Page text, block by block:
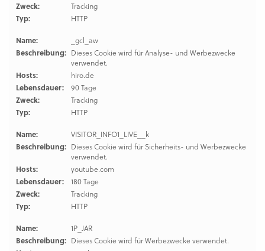
Zweck:
Tracking
Typ:
HTTP
Name:
_gcl_aw
Beschreibung: Dieses Cookie wird für Analyse- und Werbezwecke
verwendet.
Hosts:
hiro.de
Lebensdauer:
90 Tage
Zweck:
Tracking
Typ:
HTTP
Name:
VISITOR_INFO1_LIVE__k
Beschreibung: Dieses Cookie wird für Sicherheits- und Werbezwecke
verwendet.
Hosts:
youtube.com
Lebensdauer:
180 Tage
Zweck:
Tracking
Typ:
HTTP
Name:
1P_JAR
Beschreibung: Dieses Cookie wird für Werbezwecke verwendet.